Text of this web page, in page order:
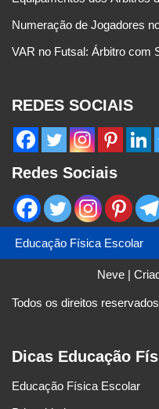
Numeração de Jogadores
VAR no Futsal: Árbitro com
REDES SOCIAIS
Redes Sociais
Educação Física Escolar
Neve|
Todos os direitos
Dicas Educação
Educação Física Escolar